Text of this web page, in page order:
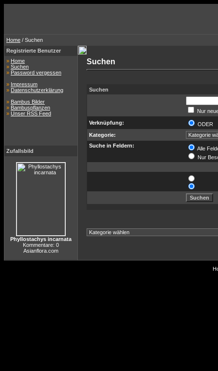
Home / Suchen
Registrierte Benutzer
» Home
» Suchen
» Password vergessen
» Impressum
» Datenschutzerklärung
» Bambus Bilder
» Bambuspflanzen
» Unser RSS Feed
Zufallsbild
Phyllostachys incarnata
Kommentare: 0
Asianflora.com
Suchen
Suchen
Nur
Verknüpfung:
ODER
Kategorie:
Suche in Feldern:
Alle
Nur